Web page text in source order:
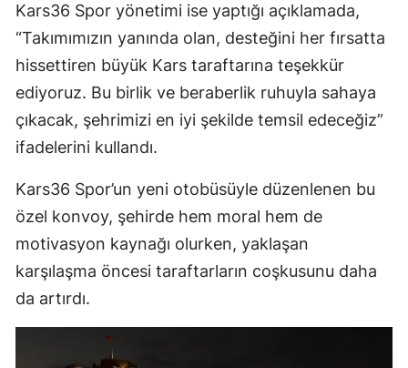
Kırklareli
Kırşehir
Kocaeli
Konya
Malatya
Manisa
Kahramanmaraş
Kars36 Spor yönetimi ise yaptığı açıklamada,
“Takımımızın yanında olan, desteğini her fırsatta
hissettiren büyük Kars taraftarına teşekkür
ediyoruz. Bu birlik ve beraberlik ruhuyla sahaya
çıkacak, şehrimizi en iyi şekilde temsil edeceğiz”
ifadelerini kullandı.
Kars36 Spor’un yeni otobüsüyle düzenlenen bu
özel konvoy, şehirde hem moral hem de
motivasyon kaynağı olurken, yaklaşan
karşılaşma öncesi taraftarların coşkusunu daha
da artırdı.